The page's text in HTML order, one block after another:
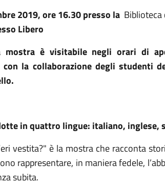
2019, ore 16.30 presso la
Libero
è visitabile negli orari di
la collaborazione degli studenti
in quattro lingue: italiano, inglese,
vestita?" è la mostra che racconta
rappresentare, in maniera fedele,
subita.